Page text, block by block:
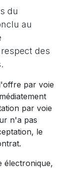
du
au
des
par voie
par voie
n'a pas
le
électronique,